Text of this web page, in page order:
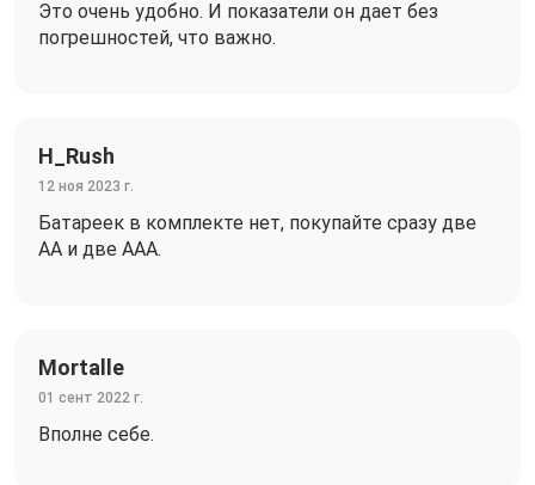
Это очень удобно. И показатели он дает без
погрешностей, что важно.
H_Rush
12 ноя 2023 г.
Батареек в комплекте нет, покупайте сразу две
AA и две AAA.
Mortalle
01 сент 2022 г.
Вполне себе.